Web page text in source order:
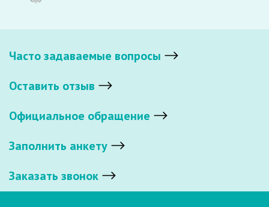
Часто задаваемые вопросы
Оставить отзыв
Официальное обращение
Заполнить анкету
Заказать звонок